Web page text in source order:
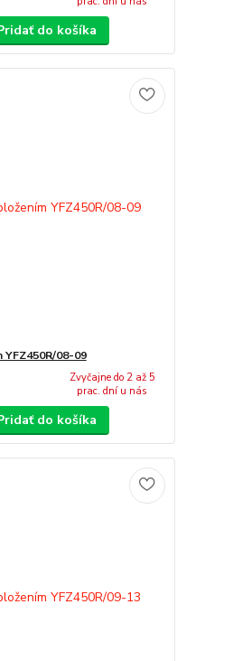
do košíka
08-09
Zvyčajne do 2 až 5
prac. dní u nás
do košíka